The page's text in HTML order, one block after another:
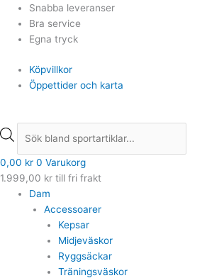
Hoppa
innehåll
Snabba leveranser
Bra service
Egna tryck
Köpvillkor
Öppettider och karta
Products
search
0,00 kr 0 Varukorg
1.999,00 kr till fri frakt
Dam
Accessoarer
Kepsar
Midjeväskor
Ryggsäckar
Träningsväskor
Products
search